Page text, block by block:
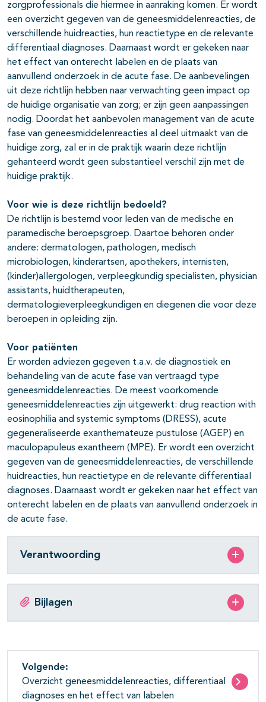
zorgprofessionals die hiermee in aanraking komen. Er wordt
een overzicht gegeven van de geneesmiddelenreacties, de
verschillende huidreacties, hun reactietype en de relevante
differentiaal diagnoses. Daarnaast wordt er gekeken naar
het effect van onterecht labelen en de plaats van
aanvullend onderzoek in de acute fase. De aanbevelingen
uit deze richtlijn hebben naar verwachting geen impact op
de huidige organisatie van zorg; er zijn geen aanpassingen
nodig. Doordat het aanbevolen management van de acute
fase van geneesmiddelenreacties al deel uitmaakt van de
huidige zorg, zal er in de praktijk waarin deze richtlijn
gehanteerd wordt geen substantieel verschil zijn met de
huidige praktijk.
Voor wie is deze richtlijn bedoeld?
De richtlijn is bestemd voor leden van de medische en
paramedische beroepsgroep. Daartoe behoren onder
andere: dermatologen, pathologen, medisch
microbiologen, kinderartsen, apothekers, internisten,
(kinder)allergologen, verpleegkundig specialisten, physician
assistants, huidtherapeuten,
dermatologieverpleegkundigen en diegenen die voor deze
beroepen in opleiding zijn.
Voor patiënten
Er worden adviezen gegeven t.a.v. de diagnostiek en
behandeling van de acute fase van vertraagd type
geneesmiddelenreacties. De meest voorkomende
geneesmiddelenreacties zijn uitgewerkt: drug reaction with
eosinophilia and systemic symptoms (DRESS), acute
gegeneraliseerde exanthemateuze pustulose (AGEP) en
maculopapuleus exantheem (MPE). Er wordt een overzicht
gegeven van de geneesmiddelenreacties, de verschillende
huidreacties, hun reactietype en de relevante differentiaal
diagnoses. Daarnaast wordt er gekeken naar het effect van
onterecht labelen en de plaats van aanvullend onderzoek in
de acute fase.
Verantwoording
Bijlagen
Volgende:
Overzicht geneesmiddelenreacties, differentiaal
diagnoses en het effect van labelen